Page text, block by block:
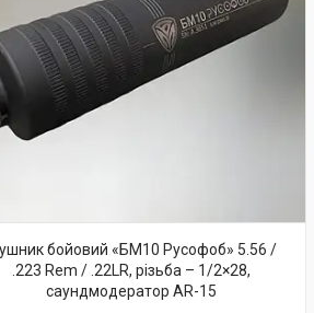
бойовий «БМ10 Русофоб» 5.56 /
.223 Rem / .22LR, різьба – 1/2×28,
саундмодератор AR-15